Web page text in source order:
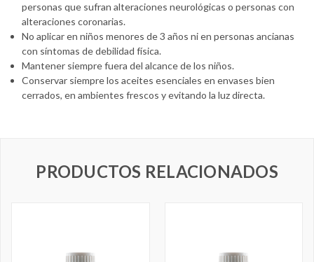
personas que sufran alteraciones neurológicas o personas con
alteraciones coronarias.
No aplicar en niños menores de 3 años ni en personas ancianas
con síntomas de debilidad física.
Mantener siempre fuera del alcance de los niños.
Conservar siempre los aceites esenciales en envases bien
cerrados, en ambientes frescos y evitando la luz directa.
PRODUCTOS RELACIONADOS